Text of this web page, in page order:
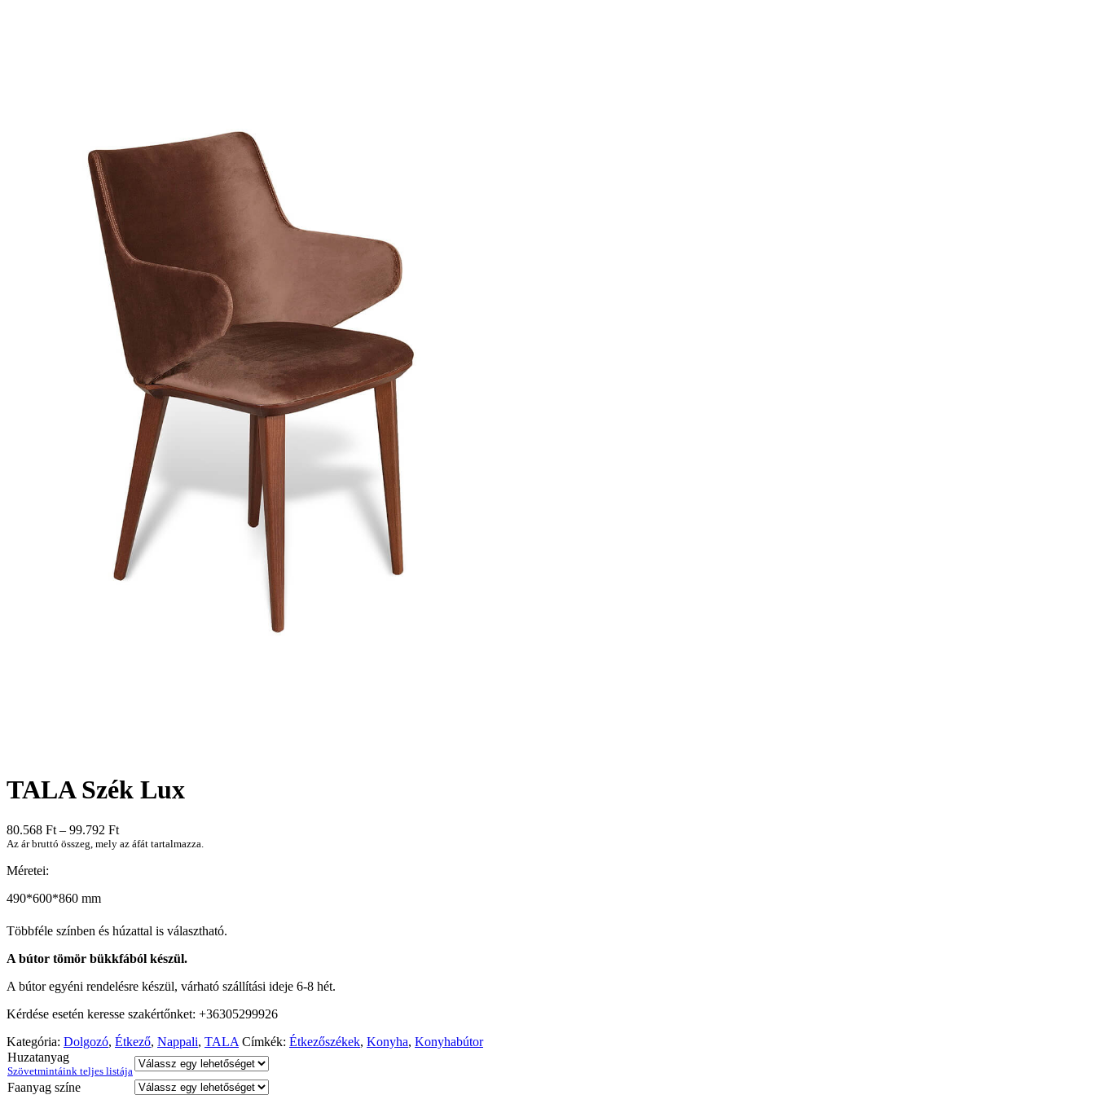
TALA Szék Lux
80.568 Ft – 99.792 Ft
Az ár bruttó összeg, mely az áfát tartalmazza.
Méretei:
490*600*860 mm
Többféle színben és húzattal is választható.
A bútor tömör bükkfából készül.
A bútor egyéni rendelésre készül, várható szállítási ideje 6-8 hét.
Kérdése esetén keresse szakértőnket: +36305299926
Kategória: Dolgozó, Étkező, Nappali, TALA Címkék: Étkezőszékek, Konyha, Konyhabútor
Huzatanyag
Szövetmintáink teljes listája
Faanyag színe